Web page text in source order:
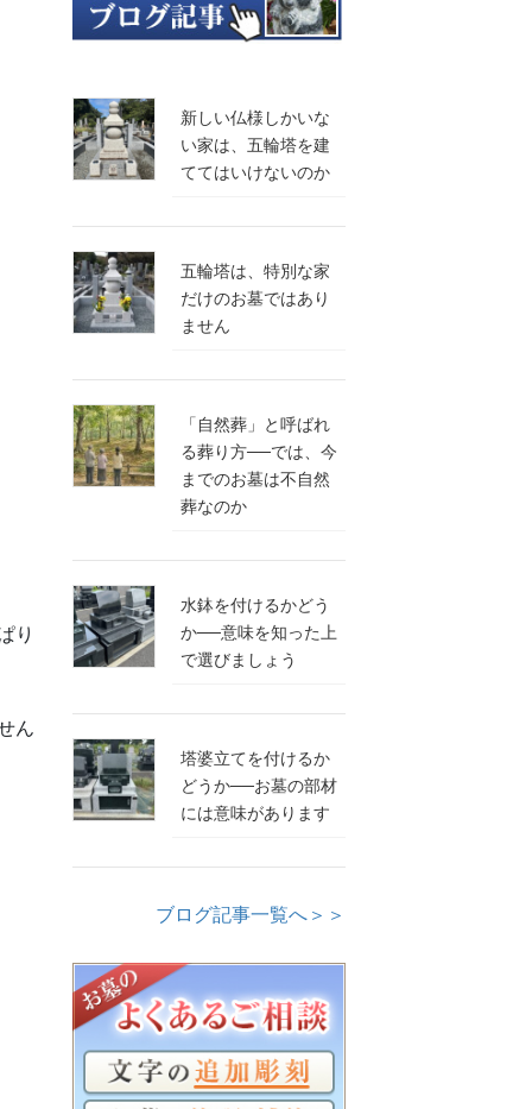
り
ん
新しい仏様しかいな
い家は、五輪塔を建
ててはいけないのか
五輪塔は、特別な家
だけのお墓ではあり
ません
「自然葬」と呼ばれ
る葬り方──では、今
までのお墓は不自然
葬なのか
水鉢を付けるかどう
か──意味を知った上
で選びましょう
塔婆立てを付けるか
どうか──お墓の部材
には意味があります
ブログ記事一覧へ＞＞